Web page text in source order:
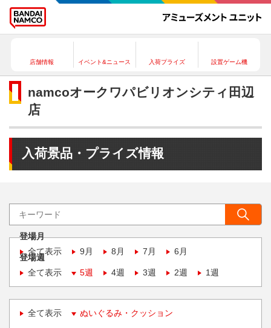
店舗情報 イベント&ニュース 入荷プライズ 設置ゲーム機
namcoオークワパビリオンシティ田辺
店
入荷景品・プライズ情報
登場月
全て表示
9月 8月 7月 6月
登場週
全て表示
5週 4週 3週 2週 1週
全て表示 ぬいぐるみ・クッション